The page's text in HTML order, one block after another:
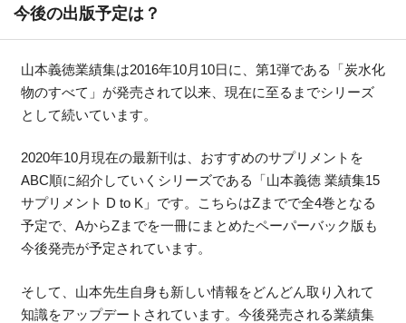
今後の出版予定は？
山本義徳業績集は2016年10月10日に、第1弾である「炭水化
物のすべて」が発売されて以来、現在に至るまでシリーズ
として続いています。
2020年10月現在の最新刊は、おすすめのサプリメントを
ABC順に紹介していくシリーズである「山本義徳 業績集15
サプリメント D to K」です。こちらはZまでで全4巻となる
予定で、AからZまでを一冊にまとめたペーパーバック版も
今後発売が予定されています。
そして、山本先生自身も新しい情報をどんどん取り入れて
知識をアップデートされています。今後発売される業績集